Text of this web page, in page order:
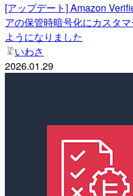
[アップデート] Amazon
アの保管時暗号化にカスタ
ようになりました
いわさ
2026.01.29